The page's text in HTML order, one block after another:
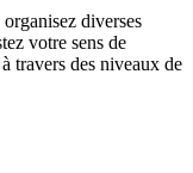
diverses
votre sens de
travers des niveaux de